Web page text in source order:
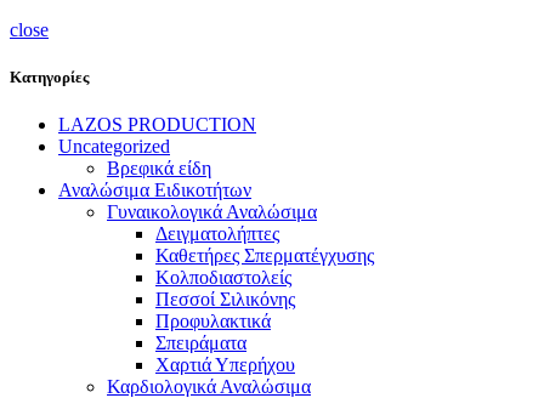
close
Κατηγορίες
LAZOS PRODUCTION
Uncategorized
Βρεφικά είδη
Αναλώσιμα Ειδικοτήτων
Γυναικολογικά Αναλώσιμα
Δειγματολήπτες
Καθετήρες Σπερματέγχυσης
Κολποδιαστολείς
Πεσσοί Σιλικόνης
Προφυλακτικά
Σπειράματα
Χαρτιά Υπερήχου
Καρδιολογικά Αναλώσιμα